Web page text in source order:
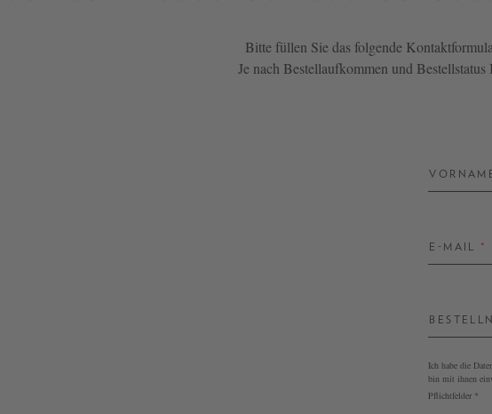
Bitte füllen Sie das folgende
Je nach Bestellaufkommen und
E-MAIL *
Ich habe die
bin mit ihnen
Pflichtfelder *